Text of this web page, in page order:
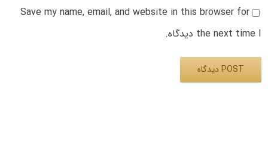
Save my name, email, and website in this browser for
the next time I دیدگاه.